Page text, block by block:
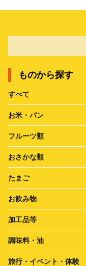
ものから探す
すべて
お米・パン
フルーツ類
おさかな類
たまご
お飲み物
加工品等
調味料・油
旅行・イベント・体験